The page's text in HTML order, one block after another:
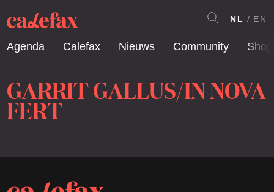
Agenda Calefax Nieuws Community Shop
NL EN
GARRIT GALLUS/IN NOVA
FERT